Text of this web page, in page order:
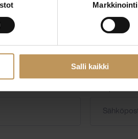
Markkinointi
Salli kaikki